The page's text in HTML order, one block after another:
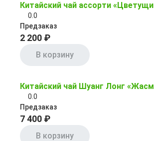
Китайский чай ассорти
0.0
Предзаказ
2 200 ₽
В корзину
Китайский чай Шуанг Лонг
0.0
Предзаказ
7 400 ₽
В корзину